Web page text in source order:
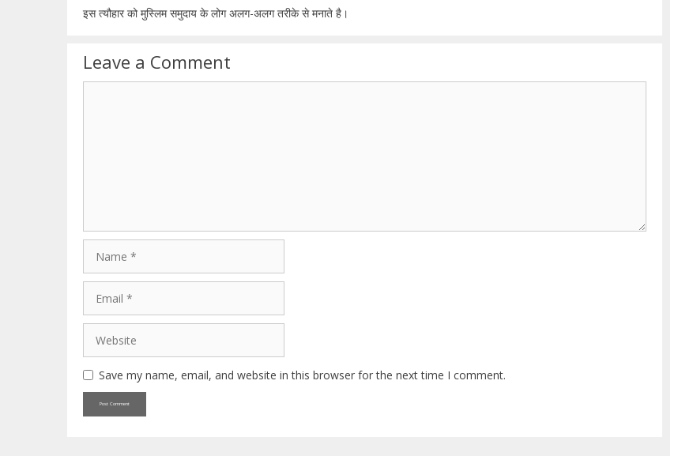
इस त्यौहार को मुस्लिम समुदाय के लोग अलग-अलग तरीके से मनाते है।
Leave a Comment
Website
Save my name, email, and website in this browser for the next time I comment.